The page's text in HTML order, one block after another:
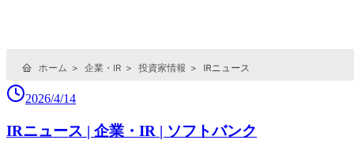
2026/4/14
IRニュース | 企業・IR | ソフトバンク